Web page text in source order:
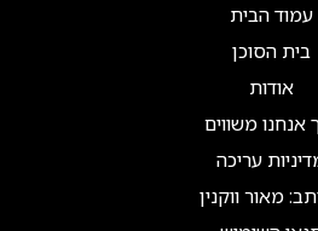
עמוד הבית
בית הסוכן
אודות
אנחנו משווים
עריכה
מאור ווקנין